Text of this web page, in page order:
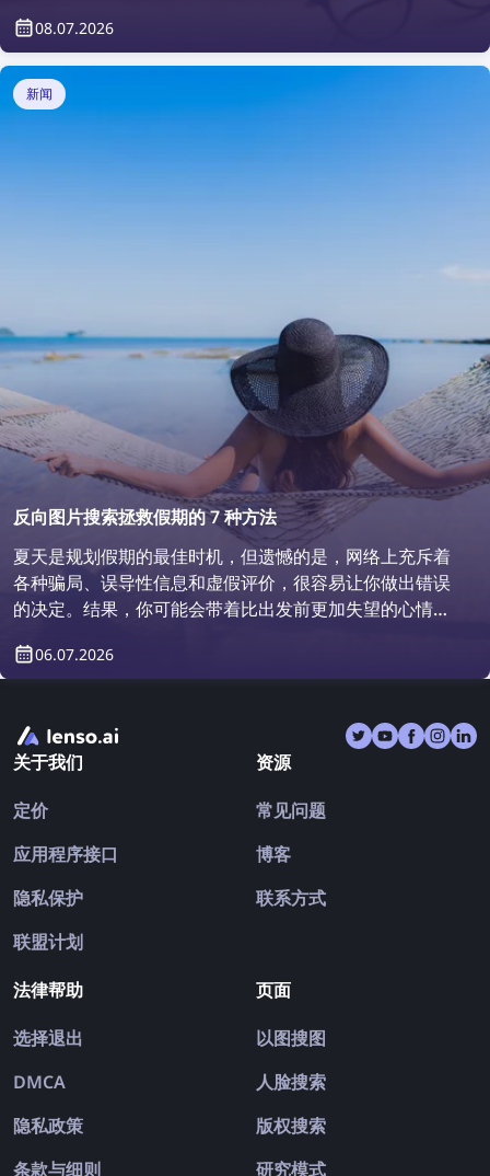
08.07.2026
新闻
反向图片搜索拯救假期的 7 种方法
夏天是规划假期的最佳时机，但遗憾的是，网络上充斥着
各种骗局、误导性信息和虚假评价，很容易让你做出错误
的决定。结果，你可能会带着比出发前更加失望的心情结
你的旅行体验，帮助你避开各种陷阱！
06.07.2026
关于我们
定价
应用程序接口
隐私保护
联盟计划
资源
常见问题
博客
联系方式
法律帮助
选择退出
DMCA
隐私政策
条款与细则
页面
以图搜图
人脸搜索
版权搜索
研究模式